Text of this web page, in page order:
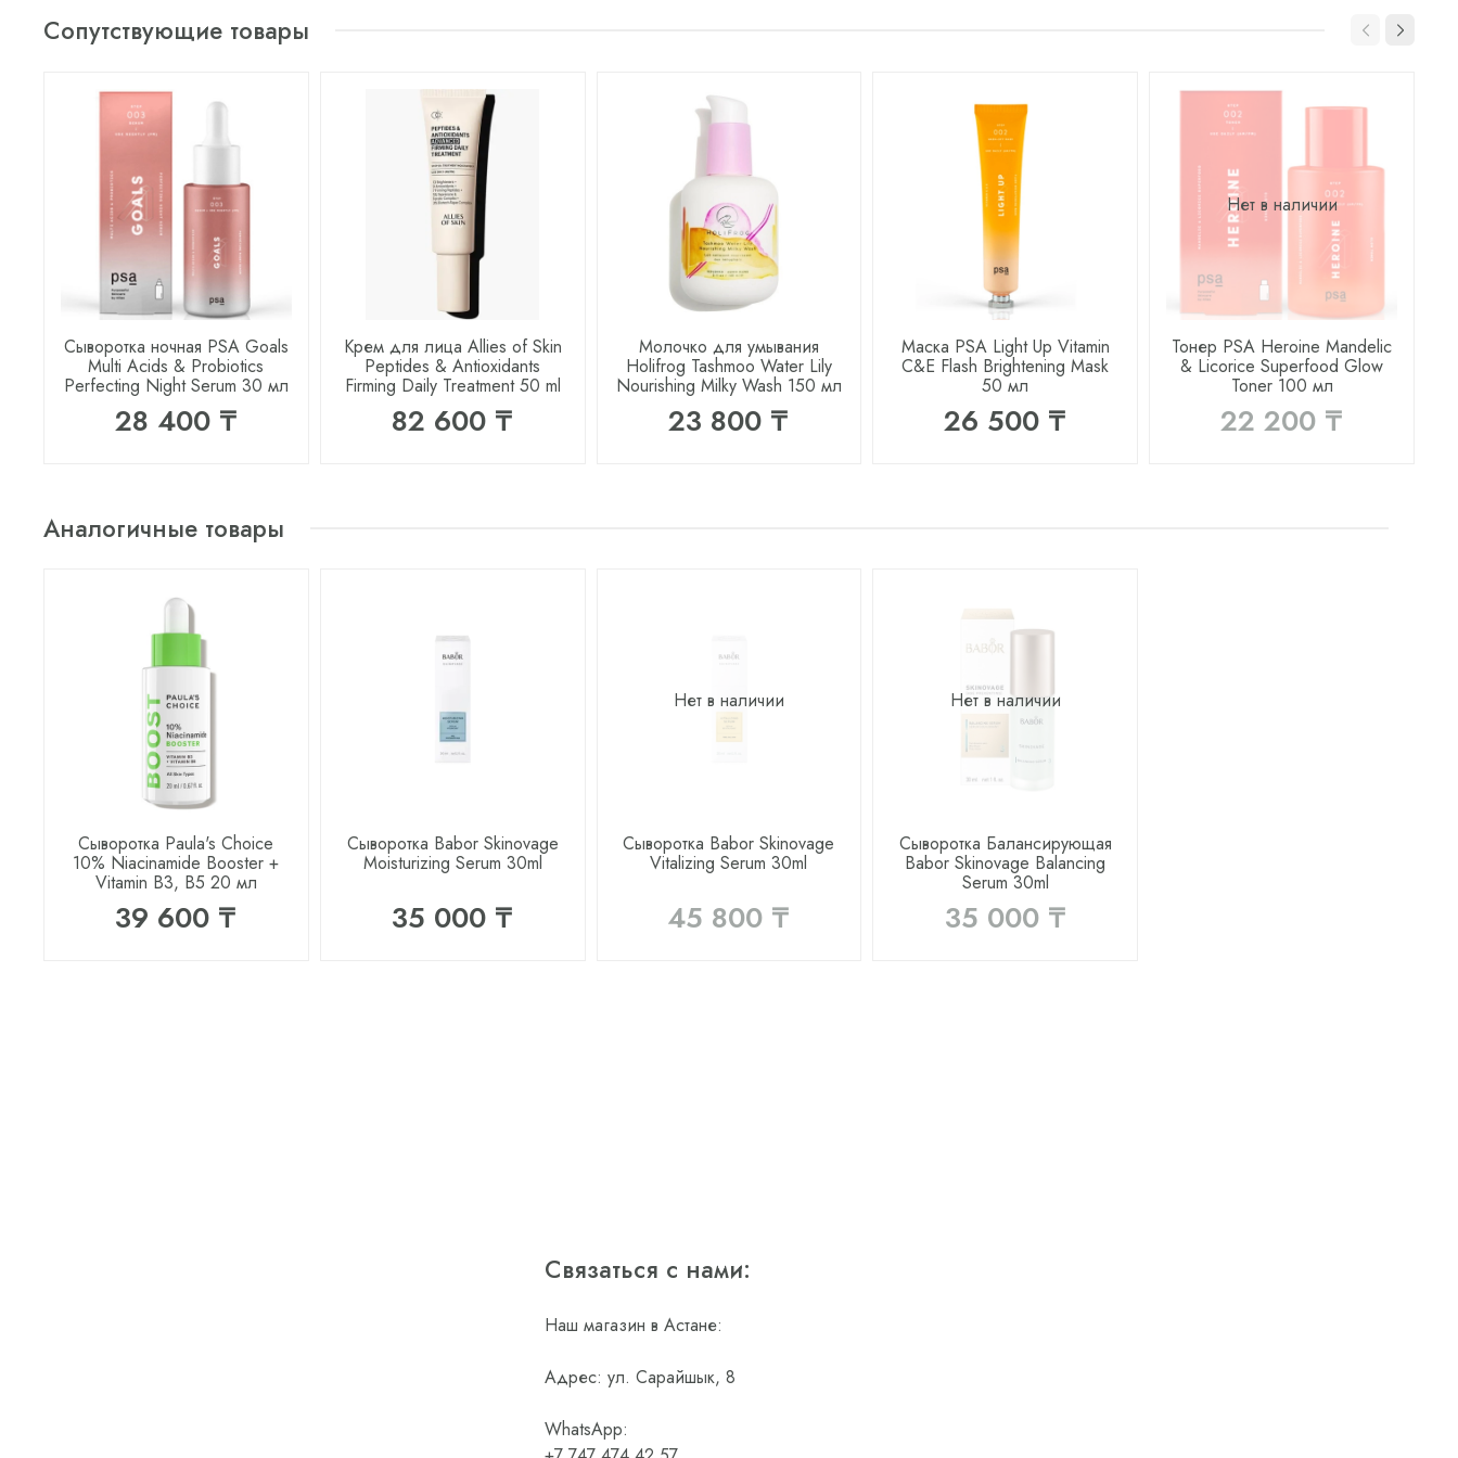
Сопутствующие товары
Сыворотка ночная PSA Goals
Multi Acids & Probiotics
Perfecting Night Serum 30 мл
28 400 ₸
Крем для лица Allies of Skin
Peptides & Antioxidants
Firming Daily Treatment 50 ml
82 600 ₸
Молочко для умывания
Holifrog Tashmoo Water Lily
Nourishing Milky Wash 150 мл
23 800 ₸
Маска PSA Light Up Vitamin
C&E Flash Brightening Mask
50 мл
26 500 ₸
Нет в наличии
Тонер PSA Heroine Mandelic
& Licorice Superfood Glow
Toner 100 мл
22 200 ₸
Аналогичные товары
Сыворотка Paula's Choice
10% Niacinamide Booster +
Vitamin B3, B5 20 мл
39 600 ₸
Сыворотка Babor Skinovage
Moisturizing Serum 30ml
35 000 ₸
Нет в наличии
Сыворотка Babor Skinovage
Vitalizing Serum 30ml
45 800 ₸
Нет в наличии
Сыворотка Балансирующая
Babor Skinovage Balancing
Serum 30ml
35 000 ₸
Связаться с нами:
Наш магазин в Астане:
Адрес: ул. Сарайшык, 8
WhatsApp: